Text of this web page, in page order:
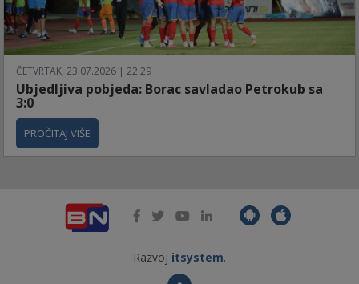
ČETVRTAK, 23.07.2026 | 22:29
Ubjedljiva pobjeda: Borac savladao Petrokub sa
3:0
PROČITAJ VIŠE
Razvoj itsystem.